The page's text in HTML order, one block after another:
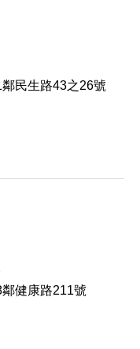
民生路43之26號
健康路211號